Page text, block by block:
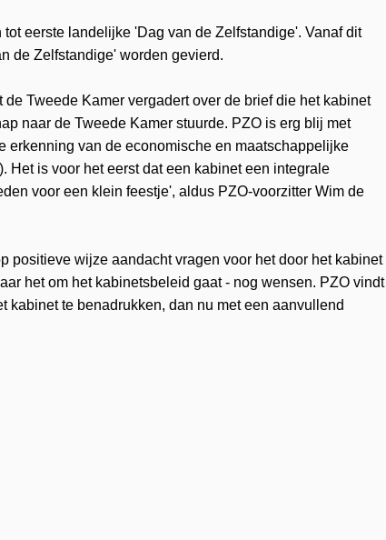
eerste landelijke 'Dag van de Zelfstandige'. Vanaf dit
de Zelfstandige' worden gevierd.
Tweede Kamer vergadert over de brief die het kabinet
naar de Tweede Kamer stuurde. PZO is erg blij met
van de economische en maatschappelijke
Het is voor het eerst dat een kabinet een integrale
voor een klein feestje', aldus PZO-voorzitter Wim de
positieve wijze aandacht vragen voor het door het kabinet
het om het kabinetsbeleid gaat - nog wensen. PZO vindt
te benadrukken, dan nu met een aanvullend